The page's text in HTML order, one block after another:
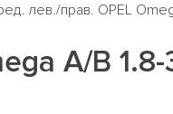
лев./прав. OPEL
A/B